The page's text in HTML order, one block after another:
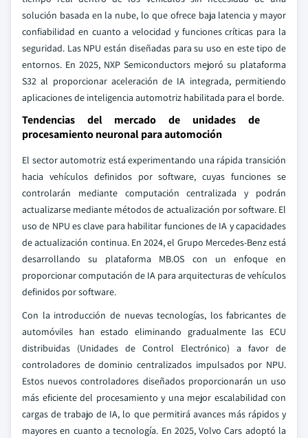
solución basada en la nube, lo que ofrece baja latencia y mayor
confiabilidad en cuanto a velocidad y funciones críticas para la
seguridad. Las NPU están diseñadas para su uso en este tipo de
entornos. En 2025, NXP Semiconductors mejoró su plataforma
S32 al proporcionar aceleración de IA integrada, permitiendo
aplicaciones de inteligencia automotriz habilitada para el borde.
Tendencias del mercado de unidades de
procesamiento neuronal para automoción
El sector automotriz está experimentando una rápida transición
hacia vehículos definidos por software, cuyas funciones se
controlarán mediante computación centralizada y podrán
actualizarse mediante métodos de actualización por software. El
uso de NPU es clave para habilitar funciones de IA y capacidades
de actualización continua. En 2024, el Grupo Mercedes-Benz está
desarrollando su plataforma MB.OS con un enfoque en
proporcionar computación de IA para arquitecturas de vehículos
definidos por software.
Con la introducción de nuevas tecnologías, los fabricantes de
automóviles han estado eliminando gradualmente las ECU
distribuidas (Unidades de Control Electrónico) a favor de
controladores de dominio centralizados impulsados por NPU.
Estos nuevos controladores diseñados proporcionarán un uso
más eficiente del procesamiento y una mejor escalabilidad con
cargas de trabajo de IA, lo que permitirá avances más rápidos y
mayores en cuanto a tecnología. En 2025, Volvo Cars adoptó la